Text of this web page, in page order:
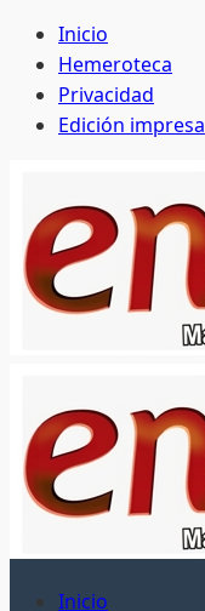
Saltar
contenido
Inicio
Hemeroteca
Privacidad
Edición impresa
principal
Inicio